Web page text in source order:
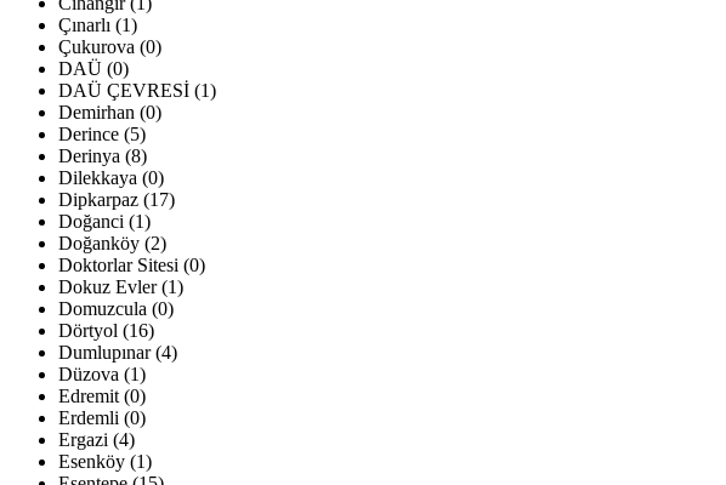
Çınarlı (1)
Çukurova (0)
DAÜ (0)
DAÜ ÇEVRESİ (1)
Demirhan (0)
Derince (5)
Derinya (8)
Dilekkaya (0)
Dipkarpaz (17)
Doğanci (1)
Doğanköy (2)
Doktorlar Sitesi (0)
Dokuz Evler (1)
Domuzcula (0)
Dörtyol (16)
Dumlupınar (4)
Düzova (1)
Edremit (0)
Erdemli (0)
Ergazi (4)
Esenköy (1)